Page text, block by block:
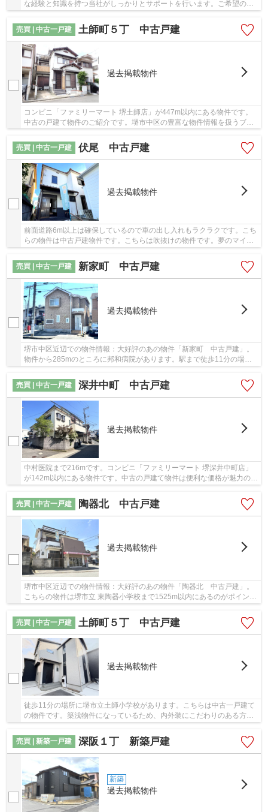
な経験と知識を持つ当社がしっかりとサポートを行います。ご希望の条
件がございましたら、当社スタッフにお聞かせ...
売買 | 中古一戸建
土師町５丁 中古戸建
過去掲載物件
コンビニ「ファミリーマート 堺土師店」が447m以内にある物件です。
中古の戸建て物件のご紹介です。堺市中区の豊富な物件情報を扱うブリ
売買 | 中古一戸建
伏尾 中古戸建
過去掲載物件
前面道路6m以上は確保しているので車の出し入れもラクラクです。こち
らの物件は中古戸建物件です。こちらは吹抜けの物件です。夢のマイホ
売買 | 中古一戸建
新家町 中古戸建
過去掲載物件
堺市中区近辺での物件情報：大好評のあの物件「新家町 中古戸建」。
物件から285mのところに邦和病院があります。駅まで徒歩11分の場所
売買 | 中古一戸建
深井中町 中古戸建
過去掲載物件
中村医院まで216mです。コンビニ「ファミリーマート 堺深井中町店」
が142m以内にある物件です。中古の戸建て物件は便利な価格が魅力の1
売買 | 中古一戸建
陶器北 中古戸建
過去掲載物件
堺市中区近辺での物件情報：大好評のあの物件「陶器北 中古戸建」。
こちらの物件は堺市立 東陶器小学校まで1525m以内にあるのがポイント
売買 | 中古一戸建
土師町５丁 中古戸建
過去掲載物件
徒歩11分の場所に堺市立土師小学校があります。こちらは中古一戸建て
の物件です。築浅物件になっているため、内外装にこだわりのある方に
もおすすめです。こちらの物件は築5年以内です...
売買 | 新築一戸建
深阪１丁 新築戸建
新築
過去掲載物件